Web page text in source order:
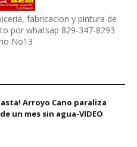
fabricacion y pintura de
por whatsap 829-347-8293
No13
Arroyo Cano paraliza
un mes sin agua-VIDEO